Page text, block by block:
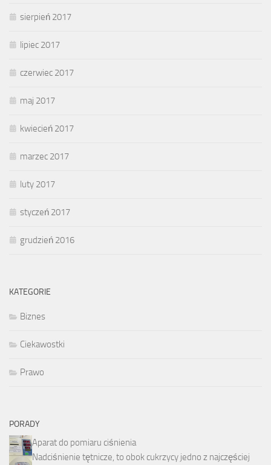
sierpień 2017
lipiec 2017
czerwiec 2017
maj 2017
kwiecień 2017
marzec 2017
luty 2017
styczeń 2017
grudzień 2016
KATEGORIE
Biznes
Ciekawostki
Prawo
PORADY
Aparat do pomiaru ciśnienia
Nadciśnienie tętnicze, to obok cukrzycy jedno z najczęściej